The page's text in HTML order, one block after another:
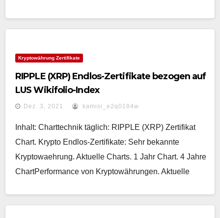
Kryptowährung Zertifikate
RIPPLE (XRP) Endlos-Zertifikate bezogen auf
LUS Wikifolio-Index
Dez. 3, 2021 kamisi_e2q0184w
Inhalt: Charttechnik täglich: RIPPLE (XRP) Zertifikat
Chart. Krypto Endlos-Zertifikate: Sehr bekannte
Kryptowaehrung. Aktuelle Charts. 1 Jahr Chart. 4 Jahre
ChartPerformance von Kryptowährungen. Aktuelle